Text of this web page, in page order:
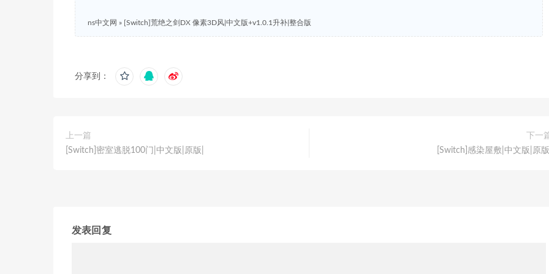
ns中文网 » [Switch]荒绝之剑DX 像素3D风|中文版+v1.0.1升补|整合版
分享到：
上一篇
[Switch]密室逃脱100门|中文版|原版|
下一
[Switch]感染屋敷|中文版|原
发表回复